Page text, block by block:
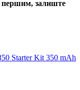
першим, залиште